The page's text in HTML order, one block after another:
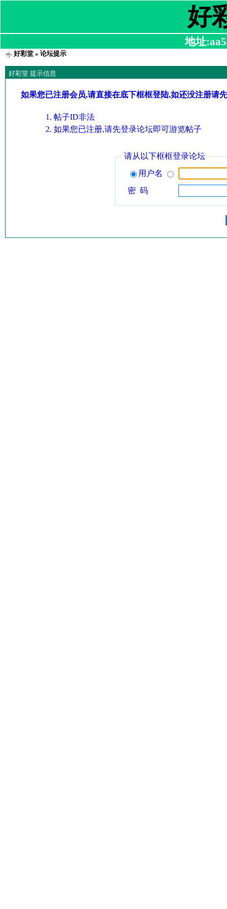
好
地址
好彩堂» 论坛提示
好彩堂 提示信息
如果您已注册会员,请直接在底下框框登陆,如还没注册请
帖子ID非法
如果您已注册,请先登录论坛即可游览帖子
请从以下框框登录论坛
用户名
密 码